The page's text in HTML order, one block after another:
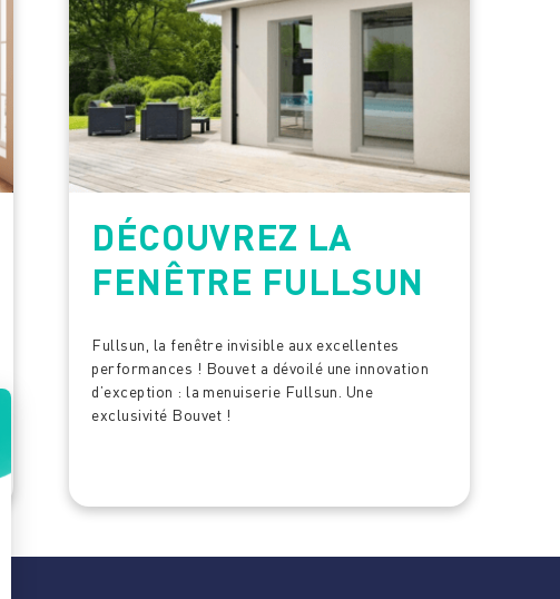
DÉCOUVREZ LA
FENÊTRE FULLSUN
Fullsun, la fenêtre invisible aux excellentes
performances ! Bouvet a dévoilé une innovation
d’exception : la menuiserie Fullsun. Une
exclusivité Bouvet !